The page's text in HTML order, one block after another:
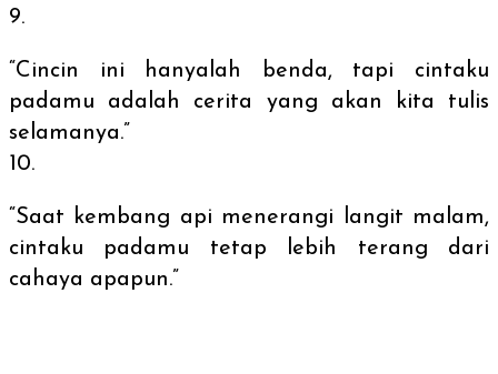
“Cincin ini hanyalah benda, tapi cintaku
padamu adalah cerita yang akan kita tulis
selamanya.”
“Saat kembang api menerangi langit malam,
cintaku padamu tetap lebih terang dari
cahaya apapun.”